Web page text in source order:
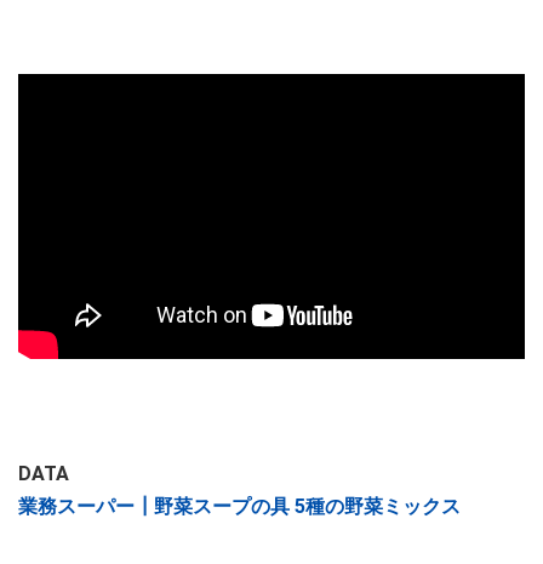
DATA
業務スーパー┃野菜スープの具 5種の野菜ミックス